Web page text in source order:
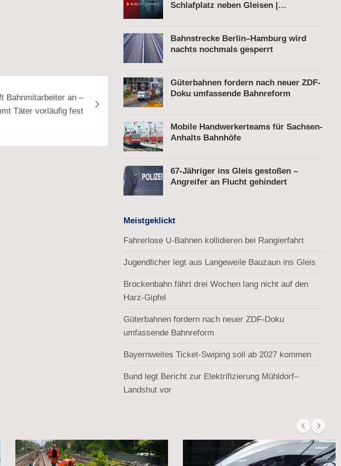
Bahnmitarbeiter an –
Täter vorläufig fest
Schlafplatz neben Gleisen |
Fußgänger
Bahnstrecke Berlin–Hamburg wird
nachts nochmals gesperrt
Güterbahnen fordern nach neuer ZDF-
Doku umfassende Bahnreform
Mobile Handwerkerteams für Sachsen-
Anhalts Bahnhöfe
67-Jähriger ins Gleis gestoßen –
Angreifer an Flucht gehindert
Meistgeklickt
Fahrerlose U-Bahnen kollidieren bei Rangierfahrt
Jugendlicher legt aus Langeweile Bauzaun ins Gleis
Brockenbahn fährt drei Wochen lang nicht auf den
Harz-Gipfel
Güterbahnen fordern nach neuer ZDF-Doku
umfassende Bahnreform
Bayernweites Ticket-Swiping soll ab 2027 kommen
Bund legt Bericht zur Elektrifizierung Mühldorf–
Landshut vor